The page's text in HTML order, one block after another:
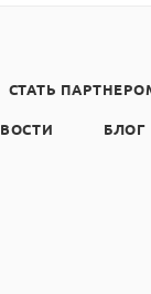
СТАТЬ
БЛОГ